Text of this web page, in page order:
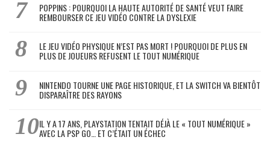
POPPINS : POURQUOI LA HAUTE AUTORITÉ DE SANTÉ VEUT FAIRE
REMBOURSER CE JEU VIDÉO CONTRE LA DYSLEXIE
LE JEU VIDÉO PHYSIQUE N’EST PAS MORT ! POURQUOI DE PLUS EN
PLUS DE JOUEURS REFUSENT LE TOUT NUMÉRIQUE
NINTENDO TOURNE UNE PAGE HISTORIQUE, ET LA SWITCH VA BIENTÔT
DISPARAÎTRE DES RAYONS
IL Y A 17 ANS, PLAYSTATION TENTAIT DÉJÀ LE « TOUT NUMÉRIQUE »
AVEC LA PSP GO… ET C’ÉTAIT UN ÉCHEC